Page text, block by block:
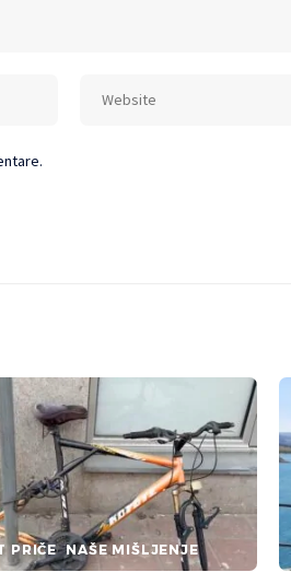
PRIČE NAŠE MIŠLJENJE